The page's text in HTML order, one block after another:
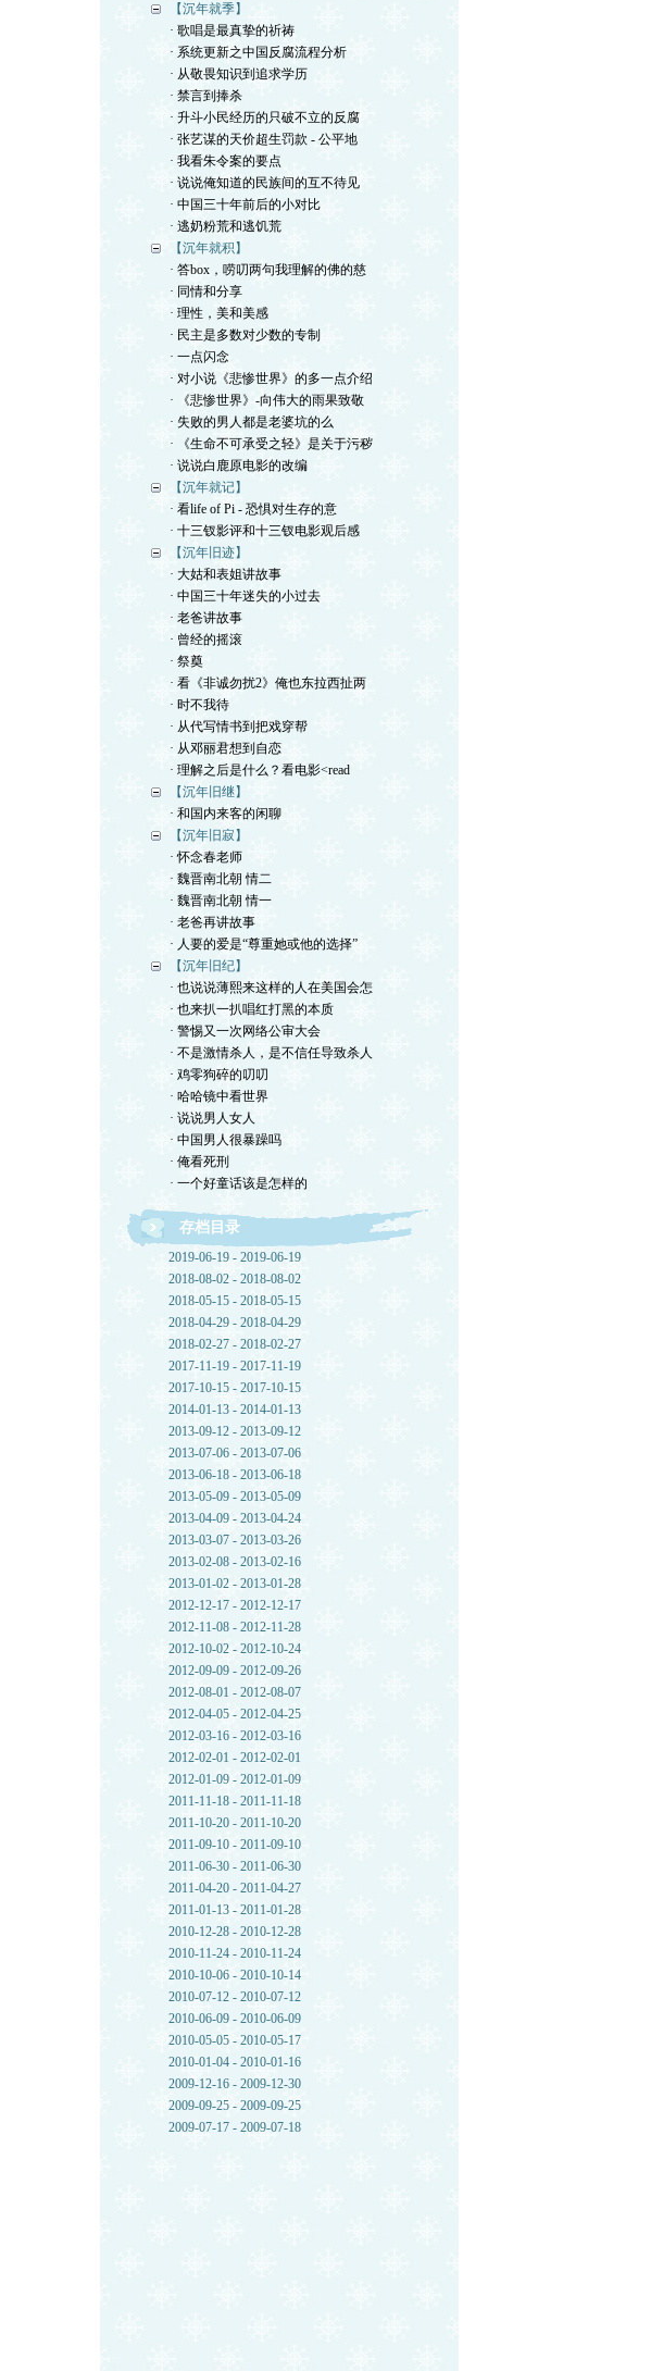
【沉年就季】
· 歌唱是最真挚的祈祷
· 系统更新之中国反腐流程分析
· 从敬畏知识到追求学历
· 禁言到捧杀
· 升斗小民经历的只破不立的反腐
· 张艺谋的天价超生罚款 - 公平地
· 我看朱令案的要点
· 说说俺知道的民族间的互不待见
· 中国三十年前后的小对比
· 逃奶粉荒和逃饥荒
【沉年就积】
· 答box，唠叨两句我理解的佛的慈
· 同情和分享
· 理性，美和美感
· 民主是多数对少数的专制
· 一点闪念
· 对小说《悲惨世界》的多一点介绍
· 《悲惨世界》-向伟大的雨果致敬
· 失败的男人都是老婆坑的么
· 《生命不可承受之轻》是关于污秽
· 说说白鹿原电影的改编
【沉年就记】
· 看life of Pi - 恐惧对生存的意
· 十三钗影评和十三钗电影观后感
【沉年旧迹】
· 大姑和表姐讲故事
· 中国三十年迷失的小过去
· 老爸讲故事
· 曾经的摇滚
· 祭奠
· 看《非诚勿扰2》俺也东拉西扯两
· 时不我待
· 从代写情书到把戏穿帮
· 从邓丽君想到自恋
· 理解之后是什么？看电影<read
【沉年旧继】
· 和国内来客的闲聊
【沉年旧寂】
· 怀念春老师
· 魏晋南北朝 情二
· 魏晋南北朝 情一
· 老爸再讲故事
· 人要的爱是“尊重她或他的选择”
【沉年旧纪】
· 也说说薄熙来这样的人在美国会怎
· 也来扒一扒唱红打黑的本质
· 警惕又一次网络公审大会
· 不是激情杀人，是不信任导致杀人
· 鸡零狗碎的叨叨
· 哈哈镜中看世界
· 说说男人女人
· 中国男人很暴躁吗
· 俺看死刑
· 一个好童话该是怎样的
存档目录
2019-06-19 - 2019-06-19
2018-08-02 - 2018-08-02
2018-05-15 - 2018-05-15
2018-04-29 - 2018-04-29
2018-02-27 - 2018-02-27
2017-11-19 - 2017-11-19
2017-10-15 - 2017-10-15
2014-01-13 - 2014-01-13
2013-09-12 - 2013-09-12
2013-07-06 - 2013-07-06
2013-06-18 - 2013-06-18
2013-05-09 - 2013-05-09
2013-04-09 - 2013-04-24
2013-03-07 - 2013-03-26
2013-02-08 - 2013-02-16
2013-01-02 - 2013-01-28
2012-12-17 - 2012-12-17
2012-11-08 - 2012-11-28
2012-10-02 - 2012-10-24
2012-09-09 - 2012-09-26
2012-08-01 - 2012-08-07
2012-04-05 - 2012-04-25
2012-03-16 - 2012-03-16
2012-02-01 - 2012-02-01
2012-01-09 - 2012-01-09
2011-11-18 - 2011-11-18
2011-10-20 - 2011-10-20
2011-09-10 - 2011-09-10
2011-06-30 - 2011-06-30
2011-04-20 - 2011-04-27
2011-01-13 - 2011-01-28
2010-12-28 - 2010-12-28
2010-11-24 - 2010-11-24
2010-10-06 - 2010-10-14
2010-07-12 - 2010-07-12
2010-06-09 - 2010-06-09
2010-05-05 - 2010-05-17
2010-01-04 - 2010-01-16
2009-12-16 - 2009-12-30
2009-09-25 - 2009-09-25
2009-07-17 - 2009-07-18